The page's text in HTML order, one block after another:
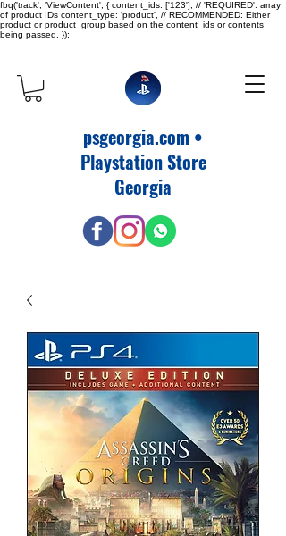
fbq('track', 'ViewContent', { content_ids: ['123'], // 'REQUIRED': array
of product IDs content_type: 'product', // RECOMMENDED: Either
product or product_group based on the content_ids or contents
being passed. });
psgeorgia.com •
Playstation Store
Georgia